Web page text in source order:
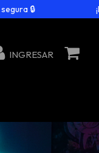
¡Envío
INGRESAR